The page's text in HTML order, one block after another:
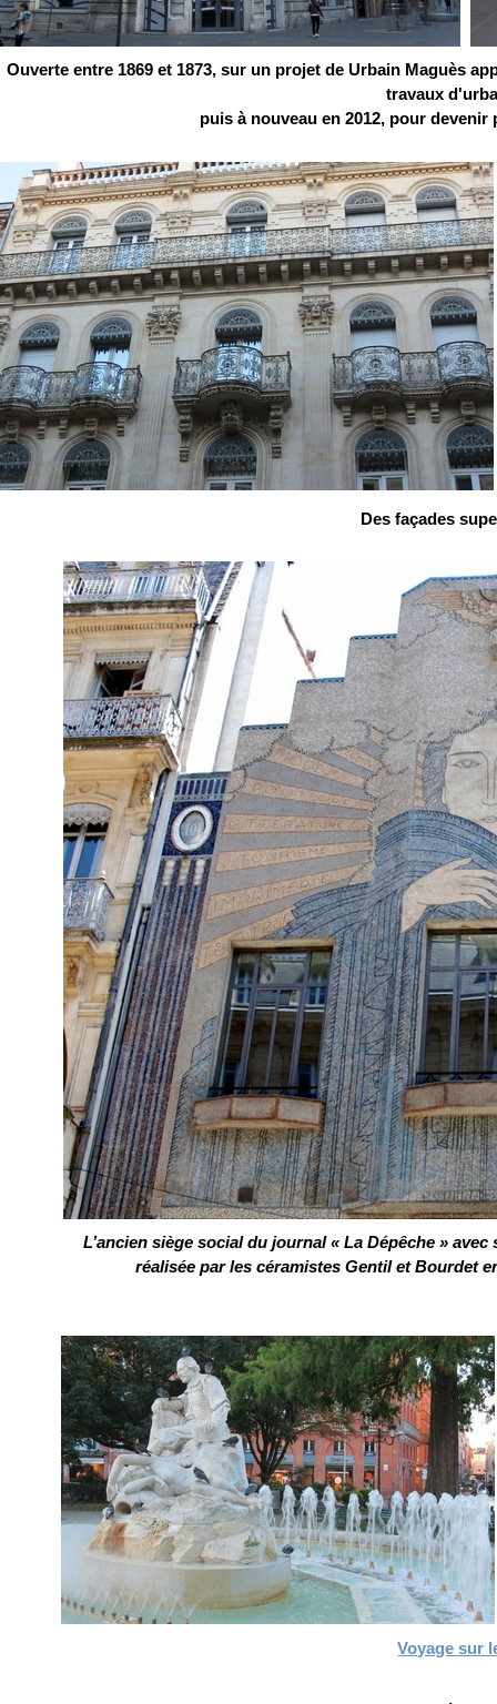
Voyage sur
L’ancien siège social du journal « La Dépêche »
réalisée par les céramistes Gentil et Bourdet
Des façades
Ouverte entre 1869 et 1873, sur un projet de Urbain Maguès
travaux
puis à nouveau en 2012, pour